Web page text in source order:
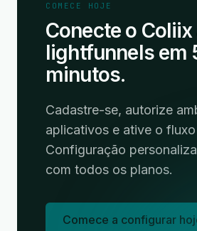
COMECE HOJE
Conecte o Coliix
lightfunnels em
minutos.
Cadastre-se, autorize
aplicativos e ative o
Configuração
com todos os planos.
Comece a configurar